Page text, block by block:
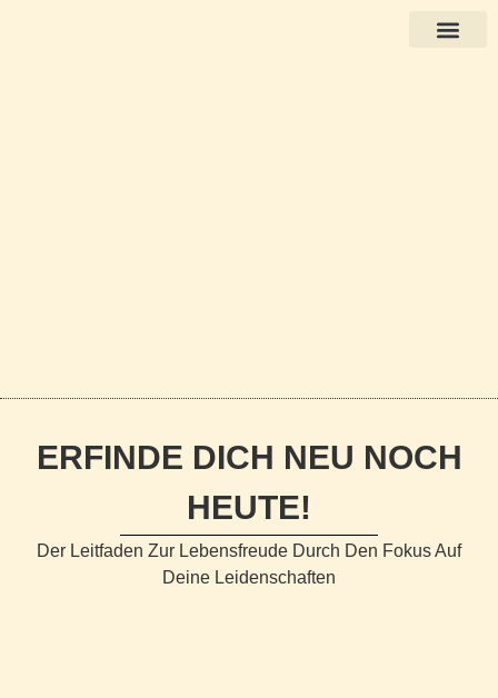
ERFINDE DICH NEU NOCH
HEUTE!
Der Leitfaden Zur Lebensfreude Durch Den Fokus Auf
Deine Leidenschaften